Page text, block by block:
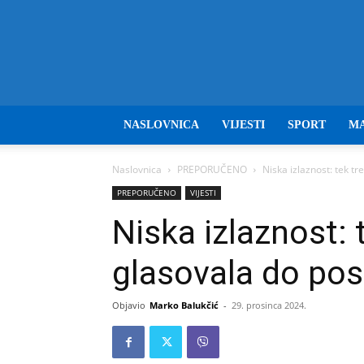
NASLOVNICA VIJESTI SPORT
Naslovnica PREPORUČENO Niska izlaznost: tek
PREPORUČENO VIJESTI
Niska izlaznost:
glasovala do
Objavio Marko Balukčić - 29. prosinca 2024.